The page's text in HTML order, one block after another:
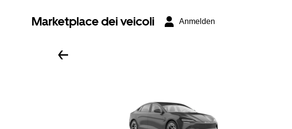
Marketplace dei veicoli Anmelden